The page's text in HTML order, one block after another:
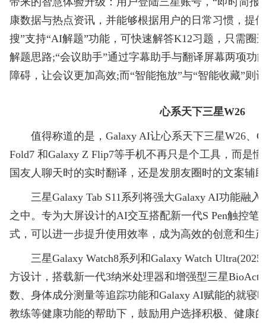
康数据与热点资讯，并能够根据用户的日常习惯，提
搜”支持“AI解题”功能，可快速解答K12习题，只需圈
解题思路;“会议助手”通过字幕助手与翻译屏幕两项功
障碍，让会议更加高效;而“智能拖放”与“智能收藏”则
心系天下三星W26
值得称道的是，Galaxy AI让心系天下三星W26、
Fold7 和Galaxy Z Flip7等手机不再只是个工具，而是
国友人聊天时的实时翻译，还是发朋友圈时的文案辅
三星Galaxy Tab S11系列将强大Galaxy AI功能融入
之中。专为大屏设计的AI交互搭配新一代S Pen触控笔
式，可以进一步提升使用效率，成为高效的创意和生
三星Galaxy Watch8系列和Galaxy Watch
方设计，搭载新一代3纳米处理器和增强型三星
数、身体成分测量等追踪功能和Galaxy AI赋能的就寝
教练等健康功能的帮助下，鼓励用户选择积极、健康